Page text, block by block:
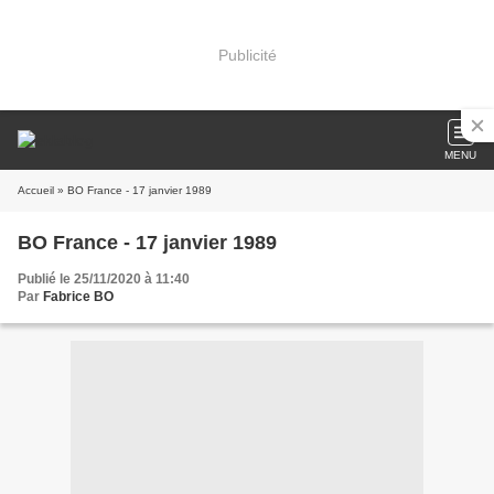
Publicité
MENU
Accueil » BO France - 17 janvier 1989
BO France - 17 janvier 1989
Publié le 25/11/2020 à 11:40
Par Fabrice BO